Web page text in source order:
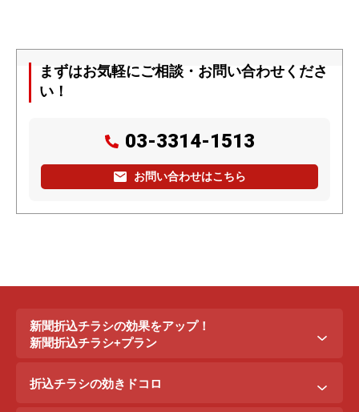
まずはお気軽にご相談・お問い合わせくださ
い！
03-3314-1513
お問い合わせはこちら
新聞折込チラシの効果をアップ！
新聞折込チラシ+プラン
新聞折込チラシ＋ポステイング
折込チラシの効きドコロ